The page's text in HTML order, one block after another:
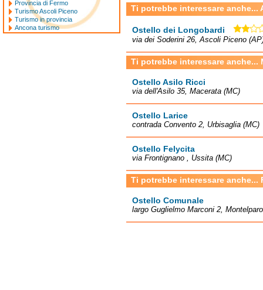
Ti potrebbe interessare anche...
Ostello dei Longobardi
via dei Soderini 26, Ascoli Piceno
Ti potrebbe interessare anche...
Ostello Asilo Ricci
via dell'Asilo 35, Macerata (MC)
Ostello Larice
contrada Convento 2, Urbisaglia (MC)
Ostello Felycita
via Frontignano , Ussita (MC)
Ti potrebbe interessare anche...
Ostello Comunale
largo Guglielmo Marconi 2,
Provincia di Fermo
Turismo Ascoli Piceno
Turismo in provincia
Ancona turismo